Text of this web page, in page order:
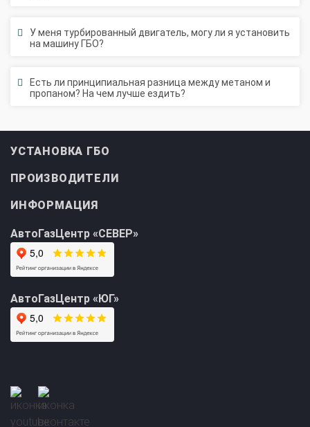
Установка редуктора
Регистрация ГБО в ГИБДД
Штрафы в 2026 году
Документы для регистрации
У меня турбированный двигатель, могу ли я установить
на машину ГБО?
Есть ли принципиальная разница между метаном и
пропаном? На чем лучше ездить?
УСТАНОВКА ГБО
ПРОИЗВОДИТЕЛИ
ИНФОРМАЦИЯ
АвтоГазЦентр «СЕВЕР»
АвтоГазЦентр «ЮГ»